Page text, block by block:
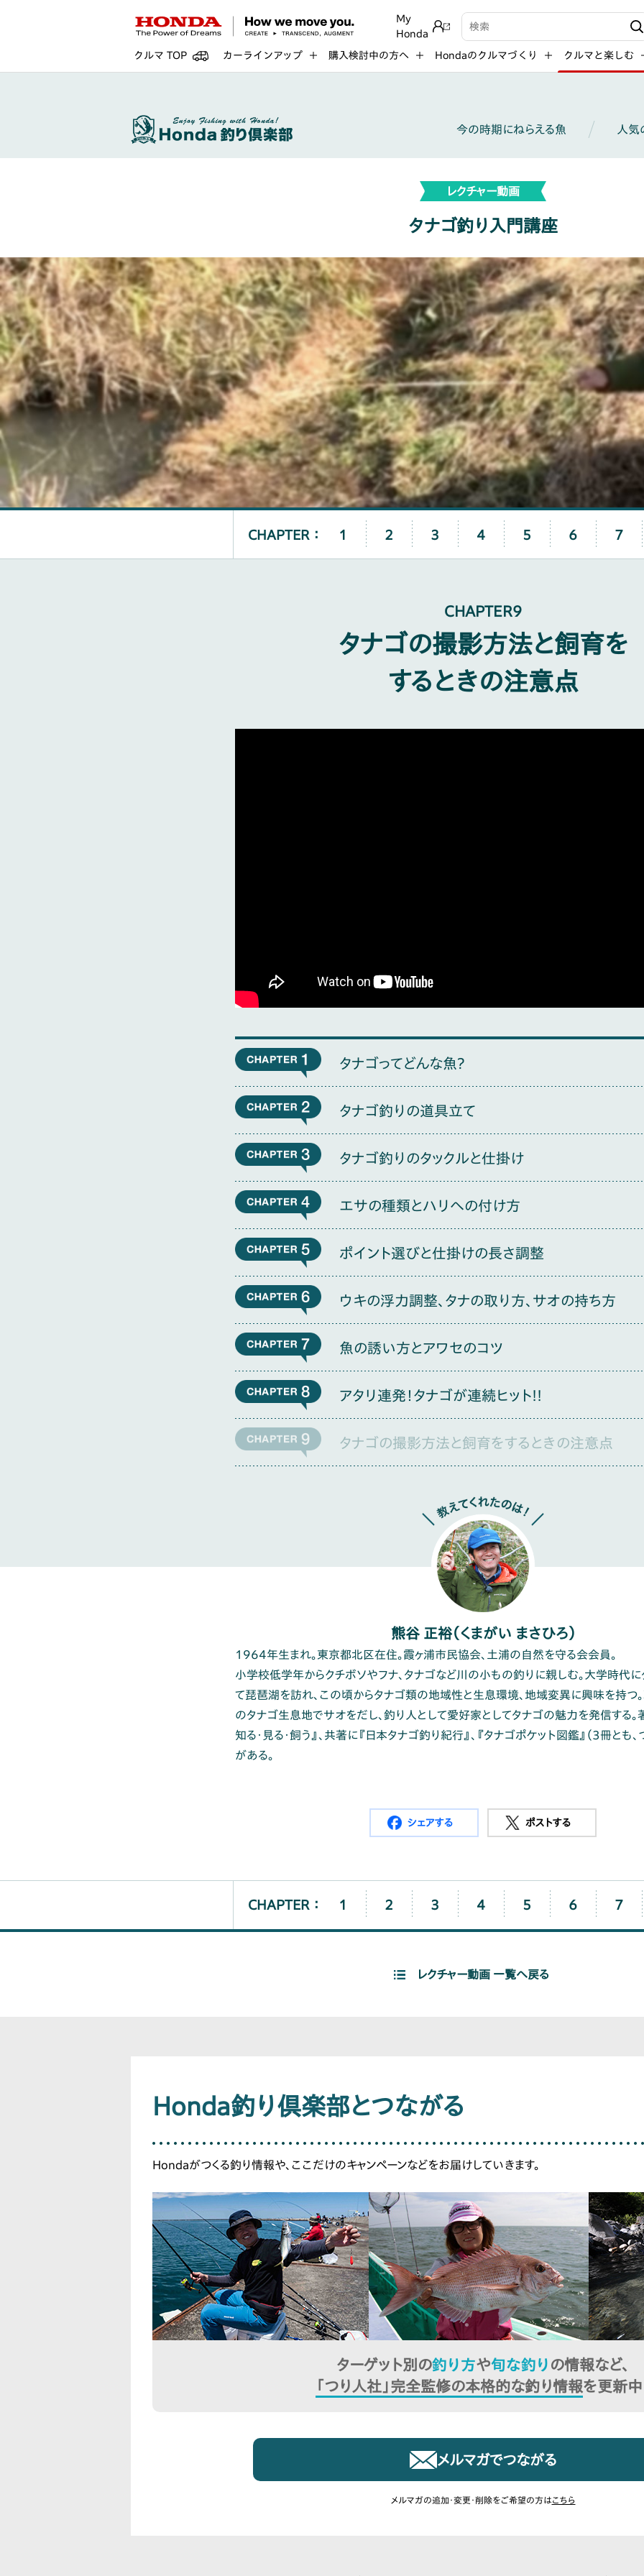
My
Honda
検索キーワード入力
クルマ TOP カーラインアップ 購入検討中の方へ Hondaのクルマづくり クルマと楽しむ
今の時期にねらえる魚 人気
レクチャー動画
タナゴ釣り入門講座
CHAPTER ： 1 2 3 4 5 6 7
CHAPTER9
タナゴの撮影方法と飼育を
するときの注意点
タナゴってどんな魚？
タナゴ釣りの道具立て
タナゴ釣りのタックルと仕掛け
エサの種類とハリへの付け方
ポイント選びと仕掛けの長さ調整
ウキの浮力調整、タナの取り方、サオの持ち方
魚の誘い方とアワセのコツ
アタリ連発！タナゴが連続ヒット!!
タナゴの撮影方法と飼育をするときの注意点
熊谷 正裕（くまがい まさひろ）
1964年生まれ。東京都北区在住。霞ヶ浦市民協会、土浦の自然を守る会会員。
小学校低学年からクチボソやフナ、タナゴなど川の小もの釣りに親しむ。大学時代
て琵琶湖を訪れ、この頃からタナゴ類の地域性と生息環境、地域変異に興味を持つ
のタナゴ生息地でサオをだし、釣り人として愛好家としてタナゴの魅力を発信する。
知る・見る・飼う』、共著に『日本タナゴ釣り紀行』、『タナゴポケット図鑑』（3冊とも
がある。
シェアする ポストする
CHAPTER ： 1 2 3 4 5 6 7
レクチャー動画 一覧へ戻る
Honda釣り倶楽部とつながる
Hondaがつくる釣り情報や、ここだけのキャンペーンなどをお届けしていきます。
ターゲット別の釣り方や旬な釣り の情報など、
「つり人社」完全監修の本格的な釣り情報を更新中
メルマガでつながる
メルマガの追加・変更・削除をご希望の方はこちら